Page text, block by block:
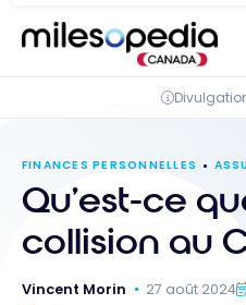
FINANCES PERSONNELLES
Qu’est-ce
collision au
Vincent Morin 27 août 2024